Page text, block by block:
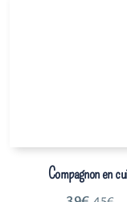
Compagnon en